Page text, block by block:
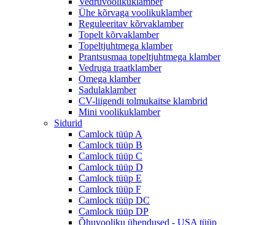
Ühe kõrvaga voolikuklamber
Reguleeritav kõrvaklamber
Topelt kõrvaklamber
Topeltjuhtmega klamber
Prantsusmaa topeltjuhtmega klamber
Vedruga traatklamber
Omega klamber
Sadulaklamber
CV-liigendi tolmukaitse klambrid
Mini voolikuklamber
Sidurid
Camlock tüüp A
Camlock tüüp B
Camlock tüüp C
Camlock tüüp D
Camlock tüüp E
Camlock tüüp F
Camlock tüüp DC
Camlock tüüp DP
Õhuvooliku ühendused - USA tüüp